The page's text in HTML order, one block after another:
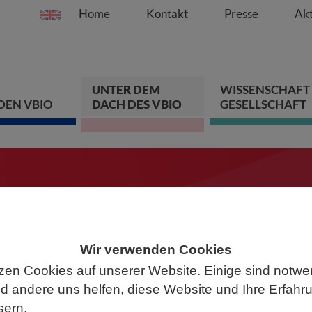
Wir verwenden Cookies
Cookies auf unserer Website. Einige sind
andere uns helfen, diese Website und Ihre
Springe direkt zu:
Zum Hauptinhalt
Zur Hauptnavigation
Zur Footer-
Home Kontakt Presse
VBIO
UNTER DEM
DACH DES VBIO
WISSENSCHAFT
GESELLSCHAFT